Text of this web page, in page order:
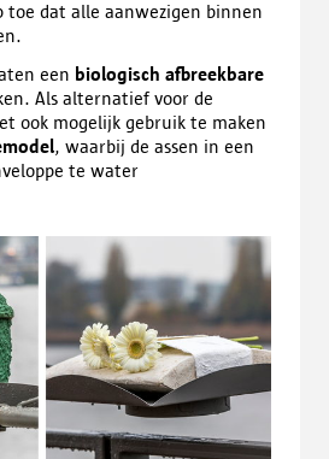
toe dat alle aanwezigen binnen
een biologisch afbreekbare
Als alternatief voor de
ook mogelijk gebruik te maken
, waarbij de assen in een
te water